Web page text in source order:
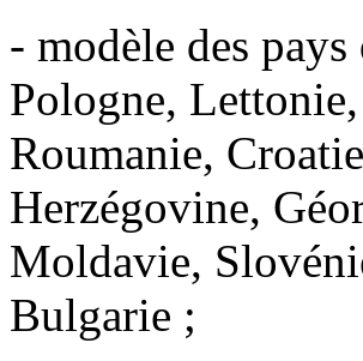
- modèle des
Pologne,
Roumanie,
Herzégovine,
Moldavie,
Bulgarie ;